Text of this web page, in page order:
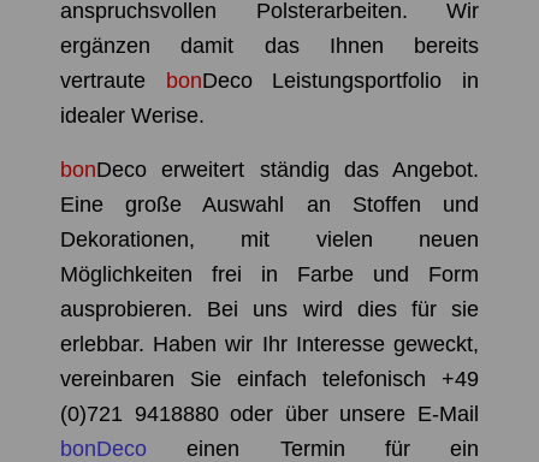
anspruchsvollen Polsterarbeiten. Wir
ergänzen damit das Ihnen bereits
vertraute
bonDecoLeistungsportfolio in
idealer Werise.
bonDeco erweitert ständig das Angebot.
Eine große Auswahl an Stoffen und
Dekorationen, mit vielen neuen
Möglichkeiten frei in Farbe und Form
ausprobieren. Bei uns wird dies für sie
erlebbar. Haben wir Ihr Interesse geweckt,
vereinbaren Sie einfach telefonisch +49
(0)721 9418880oder über unsere E-Mail
bonDecoeinen Termin für ein